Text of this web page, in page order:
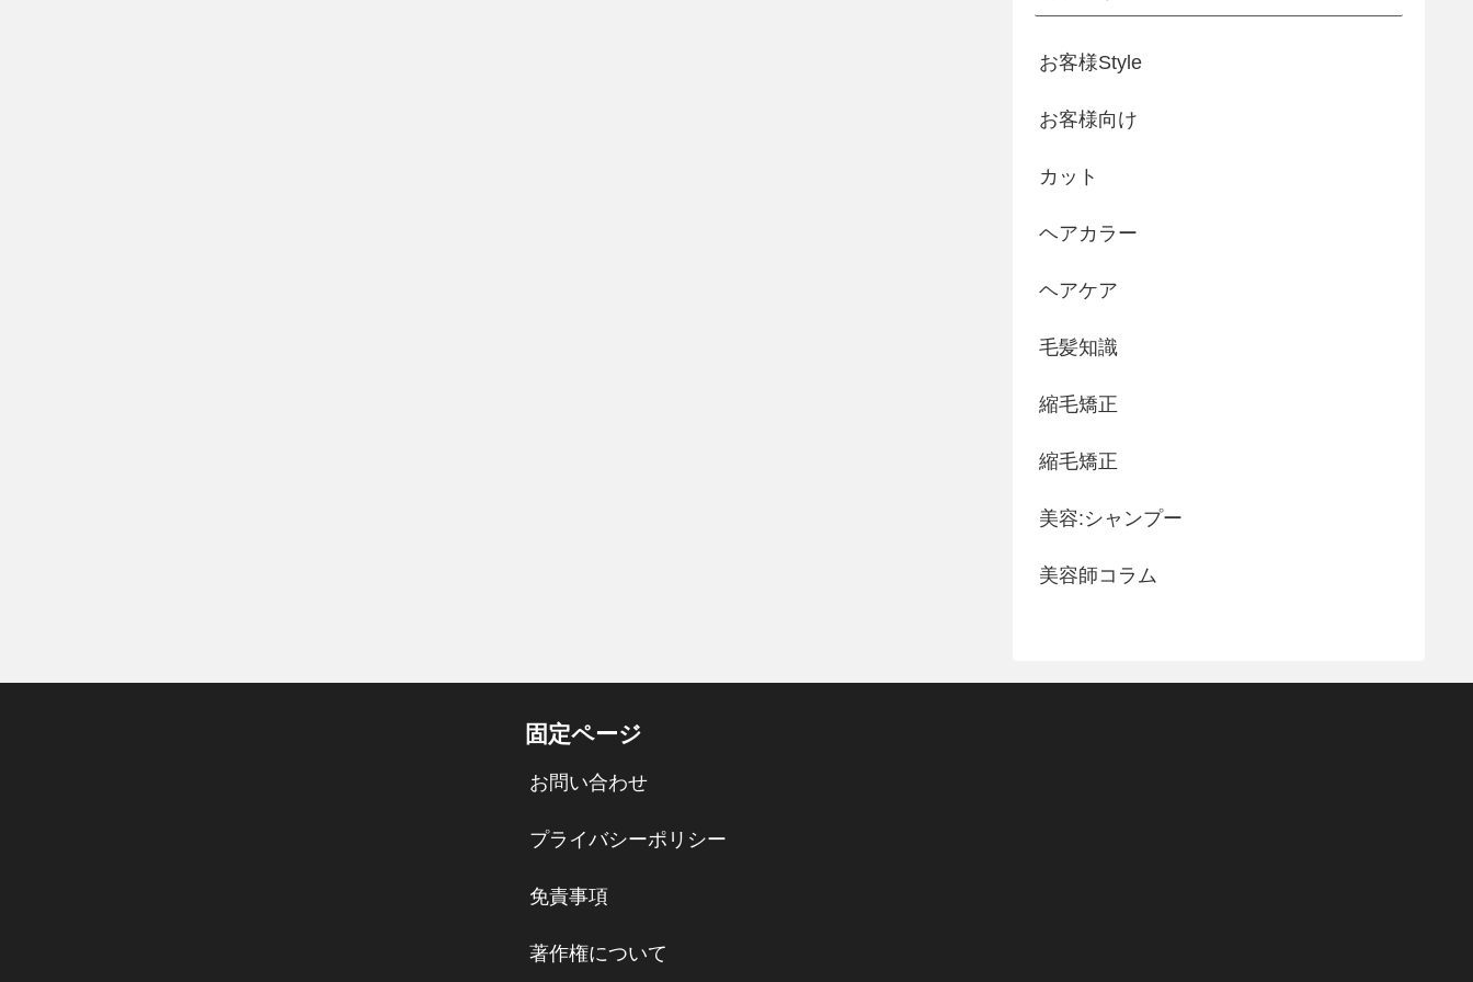
お客様Style
お客様向け
カット
ヘアカラー
ヘアケア
毛髪知識
縮毛矯正
縮毛矯正
美容:シャンプー
美容師コラム
固定ページ
お問い合わせ
プライバシーポリシー
免責事項
著作権について